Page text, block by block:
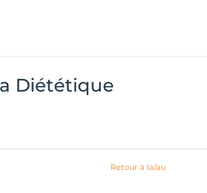
Diététique
Retour à la/au